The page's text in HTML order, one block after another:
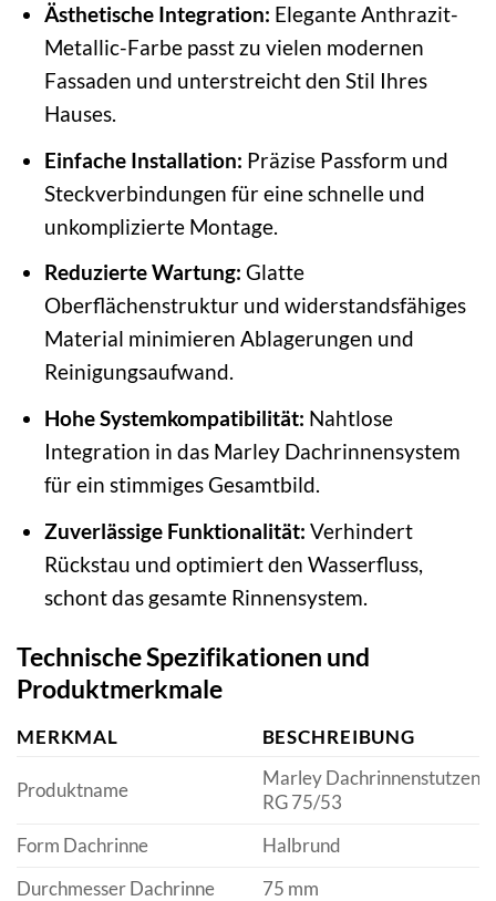
Ästhetische Integration: Elegante Anthrazit-
Metallic-Farbe passt zu vielen modernen
Fassaden und unterstreicht den Stil Ihres
Hauses.
Einfache Installation: Präzise Passform und
Steckverbindungen für eine schnelle und
unkomplizierte Montage.
Reduzierte Wartung: Glatte
Oberflächenstruktur und widerstandsfähiges
Material minimieren Ablagerungen und
Reinigungsaufwand.
Hohe Systemkompatibilität: Nahtlose
Integration in das Marley Dachrinnensystem
für ein stimmiges Gesamtbild.
Zuverlässige Funktionalität: Verhindert
Rückstau und optimiert den Wasserfluss,
schont das gesamte Rinnensystem.
Technische Spezifikationen und
Produktmerkmale
MERKMAL BESCHREIBUNG
Produktname
Marley Dachrinnenstutzen
RG 75/53
Form Dachrinne
Halbrund
Durchmesser Dachrinne
75 mm